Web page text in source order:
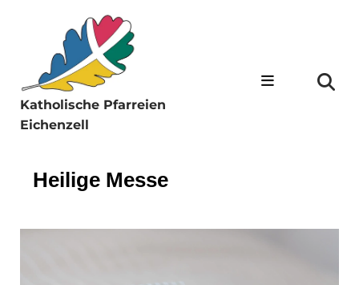
Katholische Pfarreien
Eichenzell
Heilige Messe